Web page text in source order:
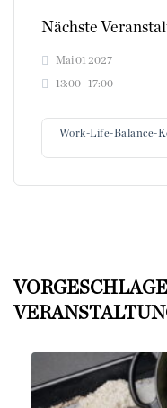
Nächste
Work-Life-Balance-
Mai 01 2027
13:00 - 17:00